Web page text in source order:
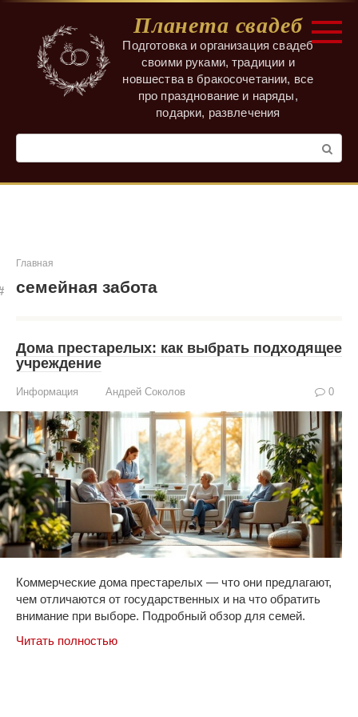
контенту
Планета свадеб
Подготовка и организация свадеб
своими руками, традиции и
новшества в бракосочетании, все
про празднование и наряды,
подарки, развлечения
Главная
семейная забота
Дома престарелых: как выбрать подходящее
учреждение
Информация Андрей Соколов 0
Коммерческие дома престарелых — что они предлагают,
чем отличаются от государственных и на что обратить
внимание при выборе. Подробный обзор для семей.
Читать полностью